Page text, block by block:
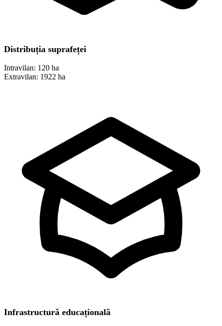
Distribuția suprafeței
Intravilan: 120 ha
Extravilan: 1922 ha
Infrastructură educațională